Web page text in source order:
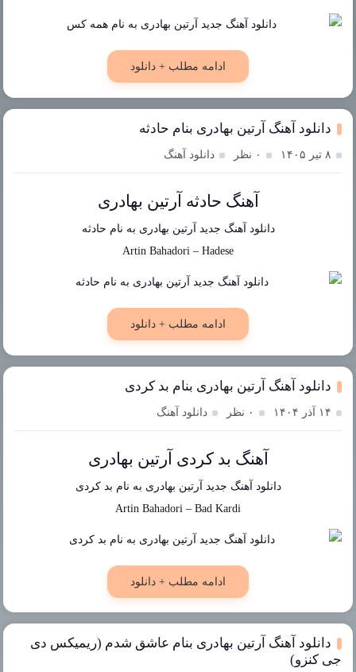
ادامه مطلب + دانلود
دانلود آهنگ آرتین بهادری بنام حادثه
۸ تیر ۱۴۰۵ ۰ نظر دانلود آهنگ
آهنگ حادثه آرتین بهادری
دانلود آهنگ جدید آرتین بهادری به نام حادثه
Artin Bahadori – Hadese
ادامه مطلب + دانلود
دانلود آهنگ آرتین بهادری بنام بد کردی
۱۴ آذر ۱۴۰۴ ۰ نظر دانلود آهنگ
آهنگ بد کردی آرتین بهادری
دانلود آهنگ جدید آرتین بهادری به نام بد کردی
Artin Bahadori – Bad Kardi
ادامه مطلب + دانلود
دانلود آهنگ آرتین بهادری بنام عاشق شدم (ریمیکس دی
جی کنزو)